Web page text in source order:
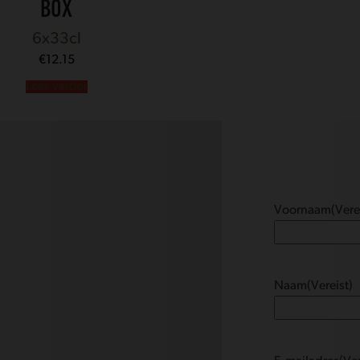
BOX
6x33cl
€12.15
Voornaam
Naam(Vereist)